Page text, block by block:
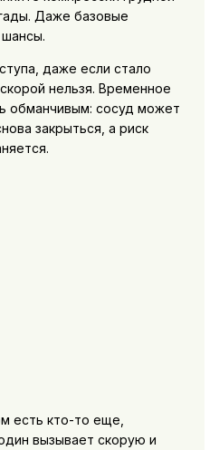
Даже базовые
даже если стало
нельзя. Временное
обманчивым: сосуд может
закрыться, а риск
есть кто-то еще,
вызывает скорую и